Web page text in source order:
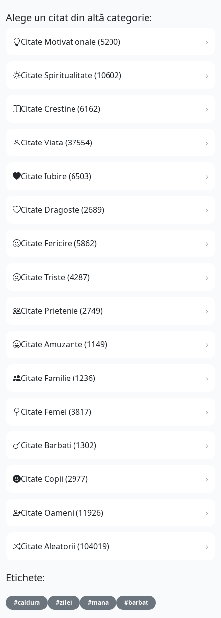
Alege un citat din altă categorie:
Citate Motivationale (5200)
Citate Spiritualitate (10602)
Citate Crestine (6162)
Citate Viata (37554)
Citate Iubire (6503)
Citate Dragoste (2689)
Citate Fericire (5862)
Citate Triste (4287)
Citate Prietenie (2749)
Citate Amuzante (1149)
Citate Familie (1236)
Citate Femei (3817)
Citate Barbati (1302)
Citate Copii (2977)
Citate Oameni (11926)
Citate Aleatorii (104019)
Etichete:
#caldura #zilei #mana #barbat